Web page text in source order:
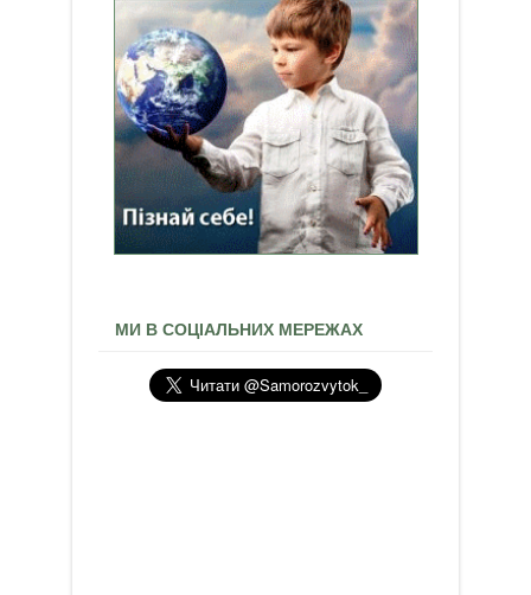
МИ В СОЦІАЛЬНИХ МЕРЕЖАХ